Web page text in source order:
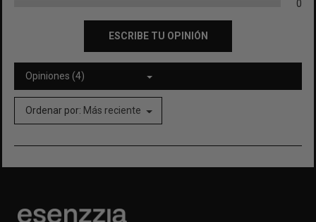
0
ESCRIBE TU OPINIÓN
Opiniones (4)
Ordenar por: Más reciente